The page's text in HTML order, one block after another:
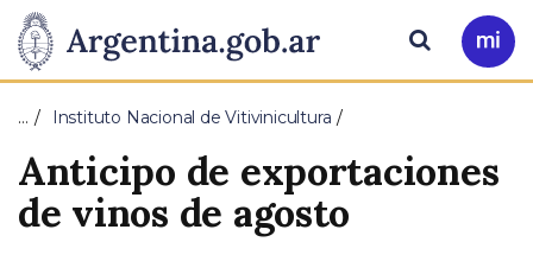
Presidencia
de
Nación
Pasar al contenido principal
Ir
a
Buscar
… Instituto Nacional de Vitivinicultura
Anticipo de exportaciones
de vinos de agosto